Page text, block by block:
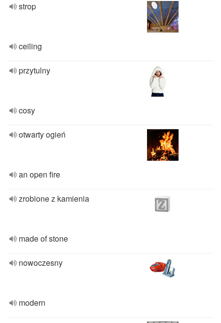
strop
ceiling
przytulny
cosy
otwarty ogień
an open fire
zrobione z kamienia
made of stone
nowoczesny
modern